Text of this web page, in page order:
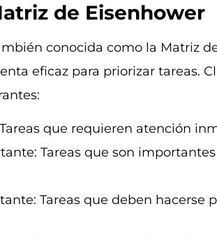
de Eisenhower
conocida como la Matriz
eficaz para priorizar tareas.
que requieren atención
Tareas que son
Tareas que deben hacerse